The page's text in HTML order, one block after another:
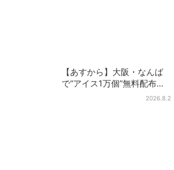
【あすから】大阪・なんば
で“アイス1万個”無料配布…2
日間限定で、ロッテの人気
2026.8.2